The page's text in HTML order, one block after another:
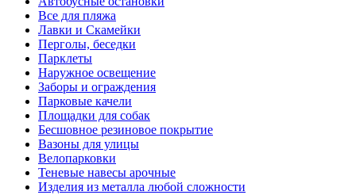
Все для пляжа
Лавки и Скамейки
Перголы, беседки
Парклеты
Наружное освещение
Заборы и ограждения
Парковые качели
Площадки для собак
Бесшовное резиновое покрытие
Вазоны для улицы
Велопарковки
Теневые навесы арочные
Изделия из металла любой сложности